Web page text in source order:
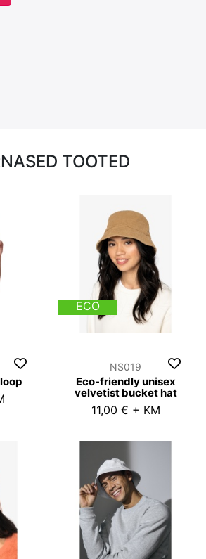
TOOTED
ECO
NS019
Eco-friendly unisex
velvetist bucket hat
11,00 € + KM